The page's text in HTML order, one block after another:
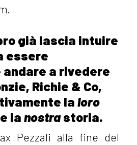
già lascia intuire
essere
a rivedere
Richie & Co,
laloro
lanostrastoria.
Pezzali alla fine del